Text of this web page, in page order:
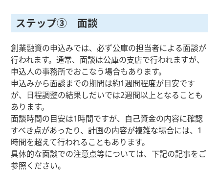
ステップ③ 面談
創業融資の申込みでは、必ず公庫の担当者による面談が
行われます。通常、面談は公庫の支店で行われますが、
申込人の事務所でおこなう場合もあります。
申込みから面談までの期間は約1週間程度が目安です
が、日程調整の結果しだいでは2週間以上となることも
あります。
面談時間の目安は1時間ですが、自己資金の内容に確認
すべき点があったり、計画の内容が複雑な場合には、1
時間を超えて行われることもあります。
具体的な面談での注意点等については、下記の記事をご
参照ください。